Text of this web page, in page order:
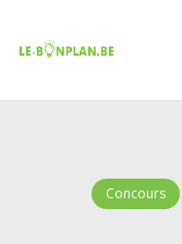
Concours